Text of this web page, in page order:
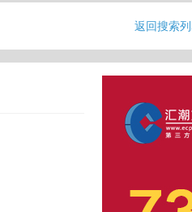
返回搜索